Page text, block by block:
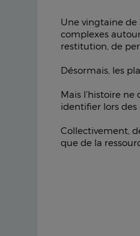
Une vingtaine de
complexes
restitution, de
Désormais, les
Mais l’histoire
identifier lors des
Collectivement,
que de la